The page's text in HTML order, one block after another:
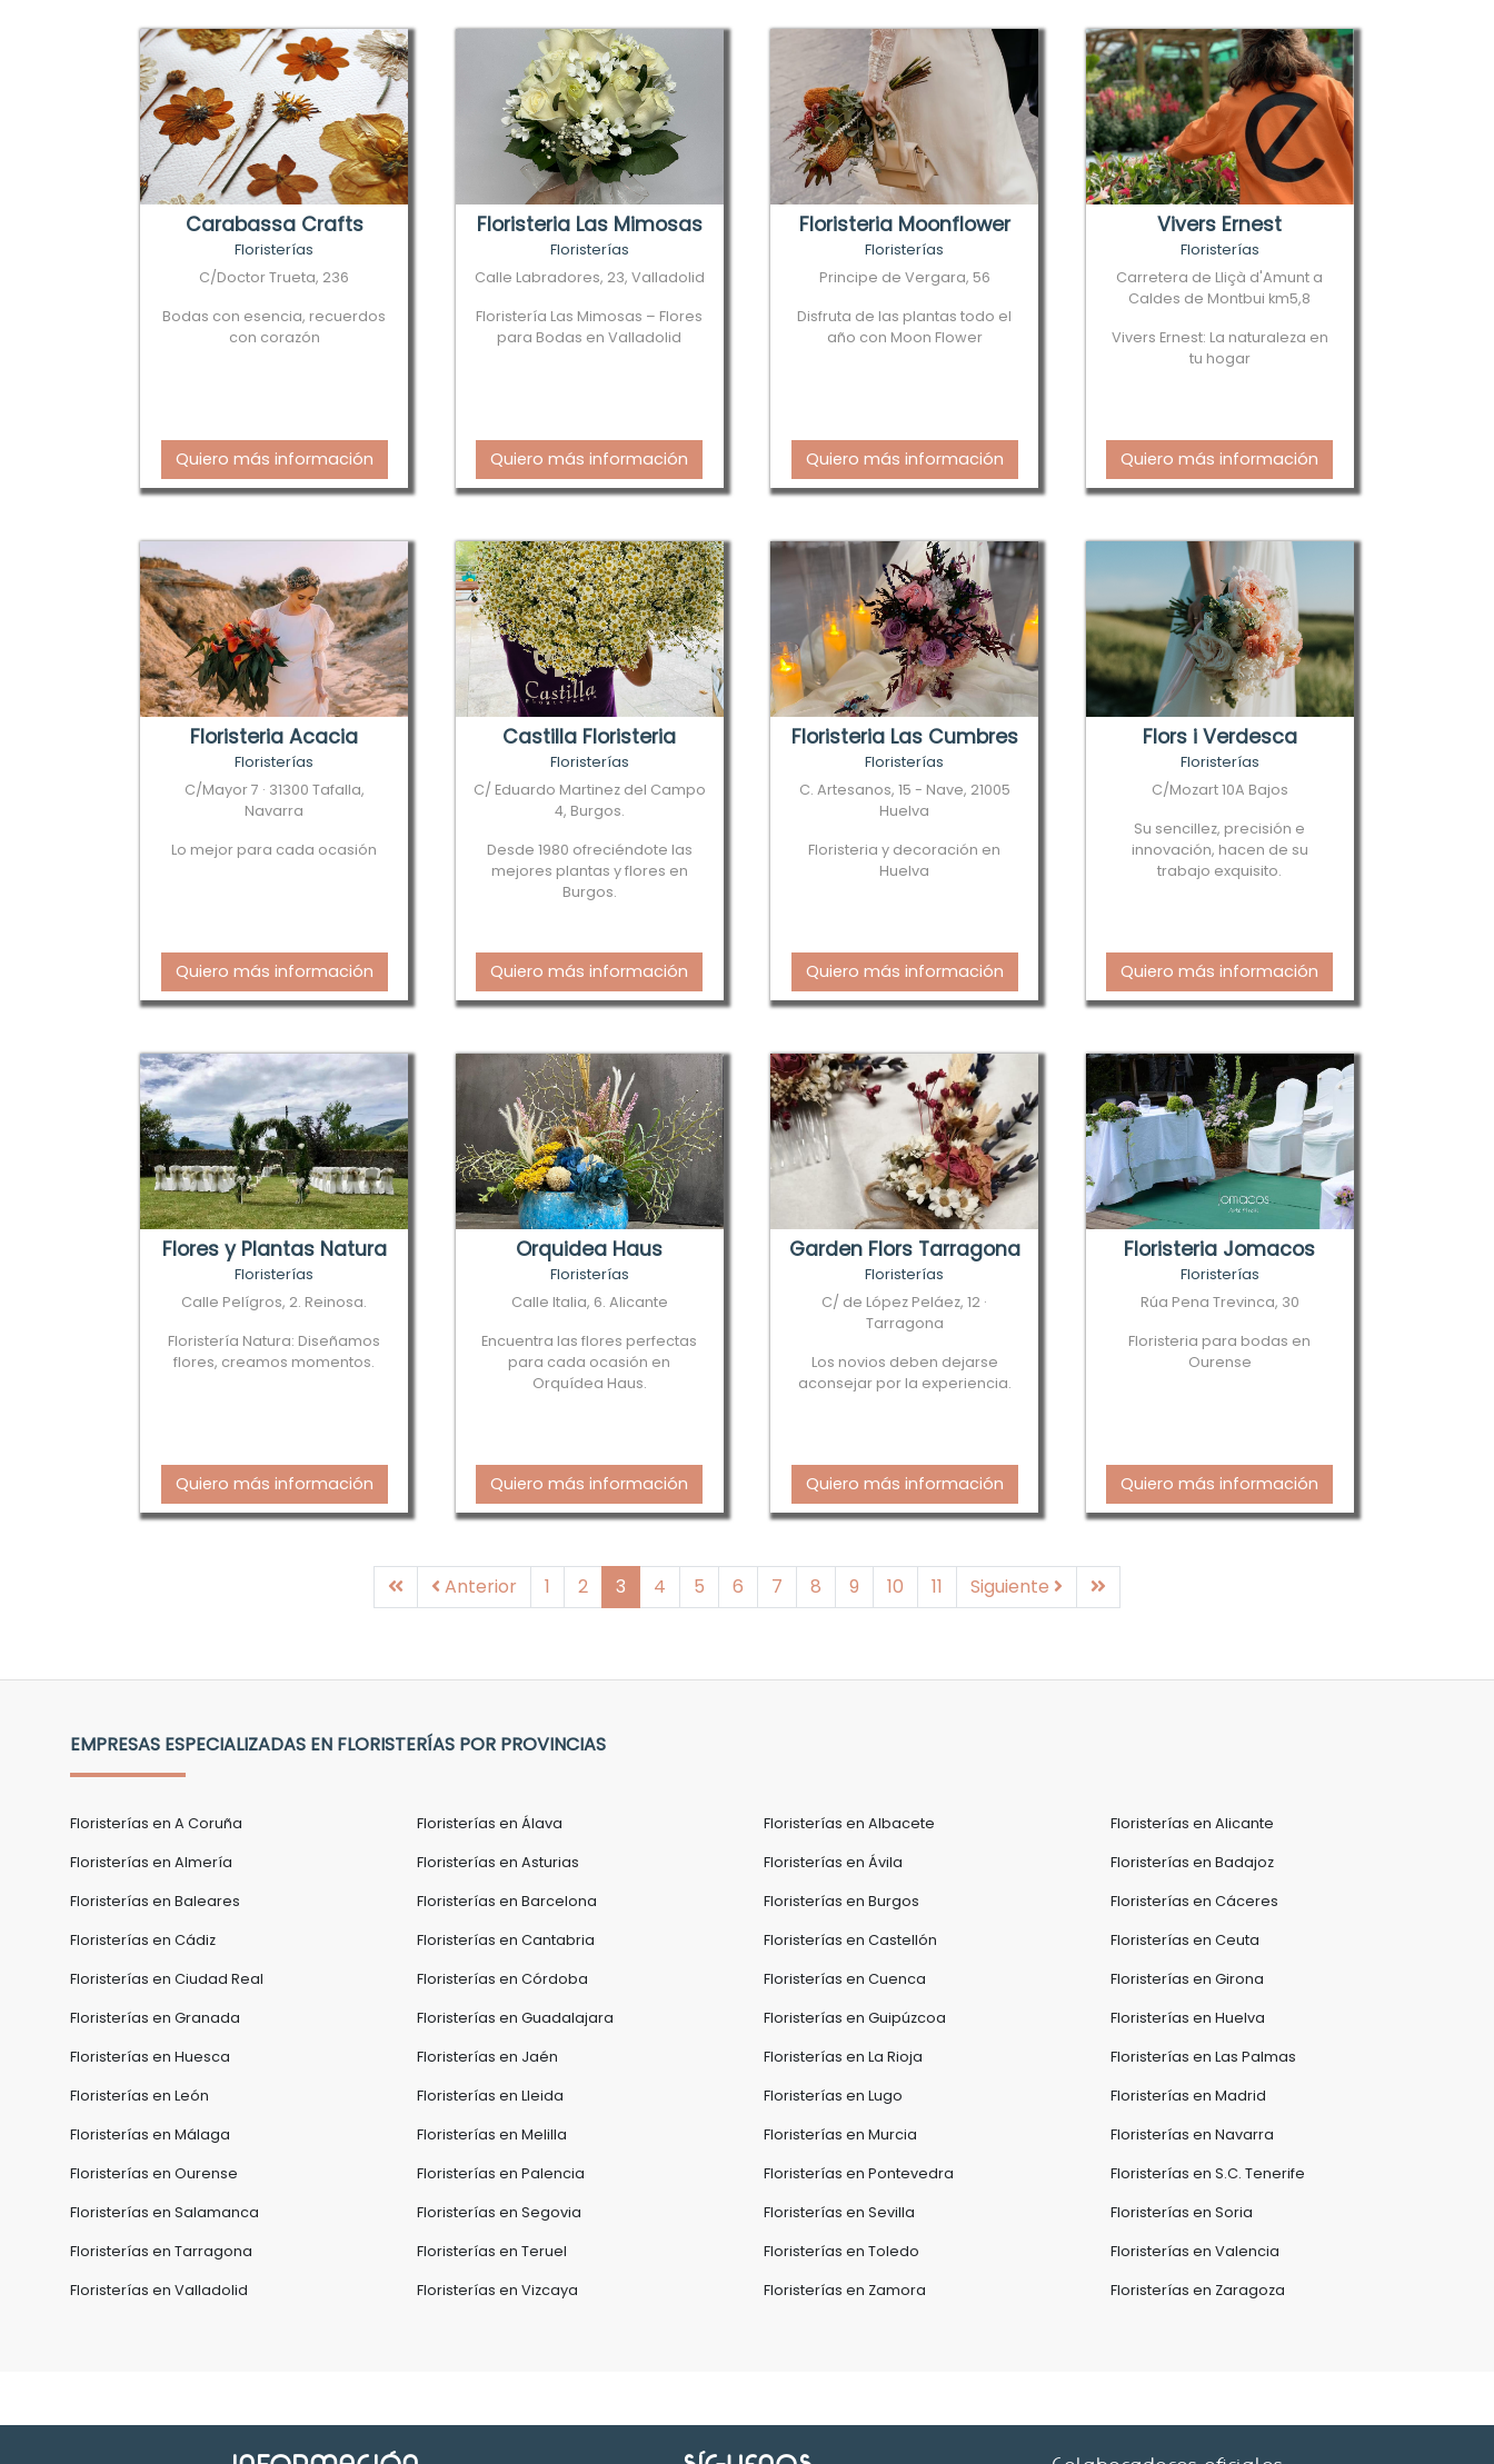
Carabassa Crafts
Floristerías
C/Doctor Trueta, 236
Bodas con esencia, recuerdos
con corazón
Quiero más información
Floristeria Las Mimosas
Floristerías
Calle Labradores, 23, Valladolid
Floristería Las Mimosas – Flores
para Bodas en Valladolid
Quiero más información
Floristeria Moonflower
Floristerías
Principe de Vergara, 56
Disfruta de las plantas todo el
año con Moon Flower
Quiero más información
Vivers Ernest
Floristerías
Carretera de Lliçà d'Amunt a
Caldes de Montbui km5,8
Vivers Ernest: La naturaleza en
tu hogar
Quiero más información
Floristeria Acacia
Floristerías
C/Mayor 7 · 31300 Tafalla,
Navarra
Lo mejor para cada ocasión
Quiero más información
Castilla Floristeria
Floristerías
C/ Eduardo Martinez del Campo
4, Burgos.
Desde 1980 ofreciéndote las
mejores plantas y flores en
Burgos.
Quiero más información
Floristeria Las Cumbres
Floristerías
C. Artesanos, 15 - Nave, 21005
Huelva
Floristeria y decoración en
Huelva
Quiero más información
Flors i Verdesca
Floristerías
C/Mozart 10A Bajos
Su sencillez, precisión e
innovación, hacen de su
trabajo exquisito.
Quiero más información
Flores y Plantas Natura
Floristerías
Calle Pelígros, 2. Reinosa.
Floristería Natura: Diseñamos
flores, creamos momentos.
Quiero más información
Orquidea Haus
Floristerías
Calle Italia, 6. Alicante
Encuentra las flores perfectas
para cada ocasión en
Orquídea Haus.
Quiero más información
Garden Flors Tarragona
Floristerías
C/ de López Peláez, 12 ·
Tarragona
Los novios deben dejarse
aconsejar por la experiencia.
Quiero más información
Floristeria Jomacos
Floristerías
Rúa Pena Trevinca, 30
Floristeria para bodas en
Ourense
Quiero más información
PrimeraAnterior Anterior
1 2 3 4 5 6 7 8 9 10 11 Siguiente Siguiente
EMPRESAS ESPECIALIZADAS EN FLORISTERÍAS POR PROVINCIAS
Floristerías en A Coruña Floristerías en Álava Floristerías en Albacete Floristerías en Alicante
Floristerías en Almería Floristerías en Asturias Floristerías en Ávila Floristerías en Badajoz
Floristerías en Baleares Floristerías en Barcelona Floristerías en Burgos Floristerías en Cáceres
Floristerías en Cádiz Floristerías en Cantabria Floristerías en Castellón Floristerías en Ceuta
Floristerías en Ciudad Real Floristerías en Córdoba Floristerías en Cuenca Floristerías en Girona
Floristerías en Granada Floristerías en Guadalajara Floristerías en Guipúzcoa Floristerías en Huelva
Floristerías en Huesca Floristerías en Jaén Floristerías en La Rioja Floristerías en Las Palmas
Floristerías en León Floristerías en Lleida Floristerías en Lugo Floristerías en Madrid
Floristerías en Málaga Floristerías en Melilla Floristerías en Murcia Floristerías en Navarra
Floristerías en Ourense Floristerías en Palencia Floristerías en Pontevedra Floristerías en S.C. Tenerife
Floristerías en Salamanca Floristerías en Segovia Floristerías en Sevilla Floristerías en Soria
Floristerías en Tarragona Floristerías en Teruel Floristerías en Toledo Floristerías en Valencia
Floristerías en Valladolid Floristerías en Vizcaya Floristerías en Zamora Floristerías en Zaragoza